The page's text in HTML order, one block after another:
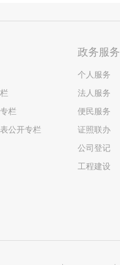
栏
公开专栏
政务服务
个人服务
法人服务
便民服务
证照联办
公司登记
工程建设